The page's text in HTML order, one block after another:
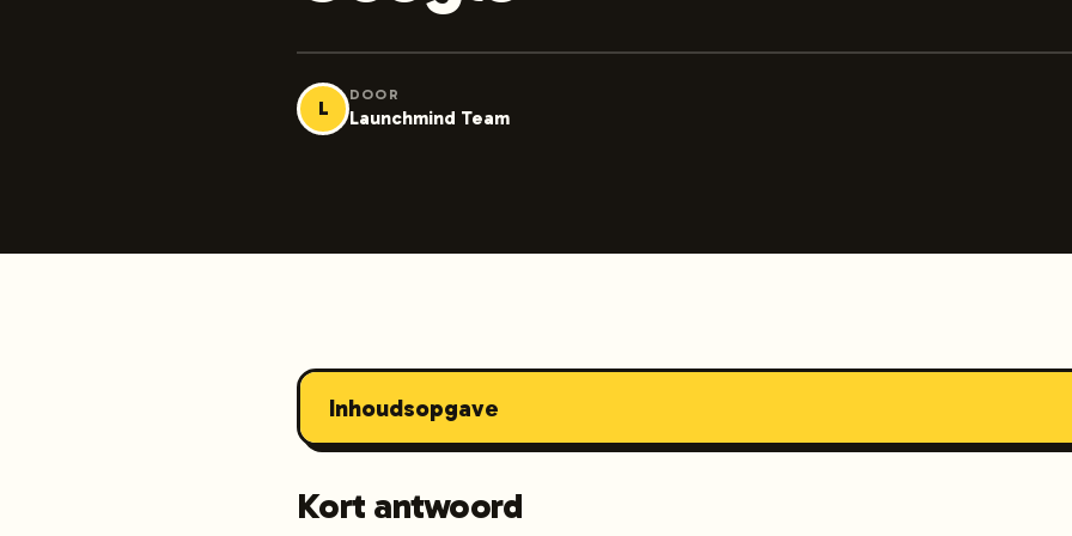
L
DOOR
Launchmind Team
Inhoudsopgave
Kort antwoord